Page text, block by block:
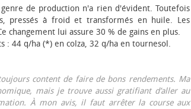
de production n'a rien d'évident. Toutefois
pressés à froid et transformés en huile. Les
changement lui assure 30 % de gains en plus.
: 44 q/ha (*) en colza, 32 q/ha en tournesol.
content de faire de bons rendements. Ma
mais je trouve aussi gratifiant d’aller au
À mon avis, il faut arrêter la course aux